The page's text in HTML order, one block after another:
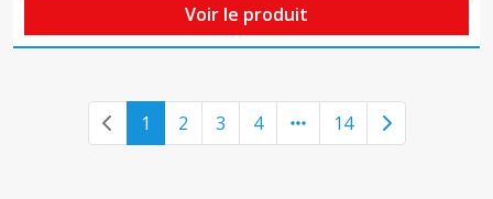
Voir le produit
Previous page
1 2 3 4 14 Next page